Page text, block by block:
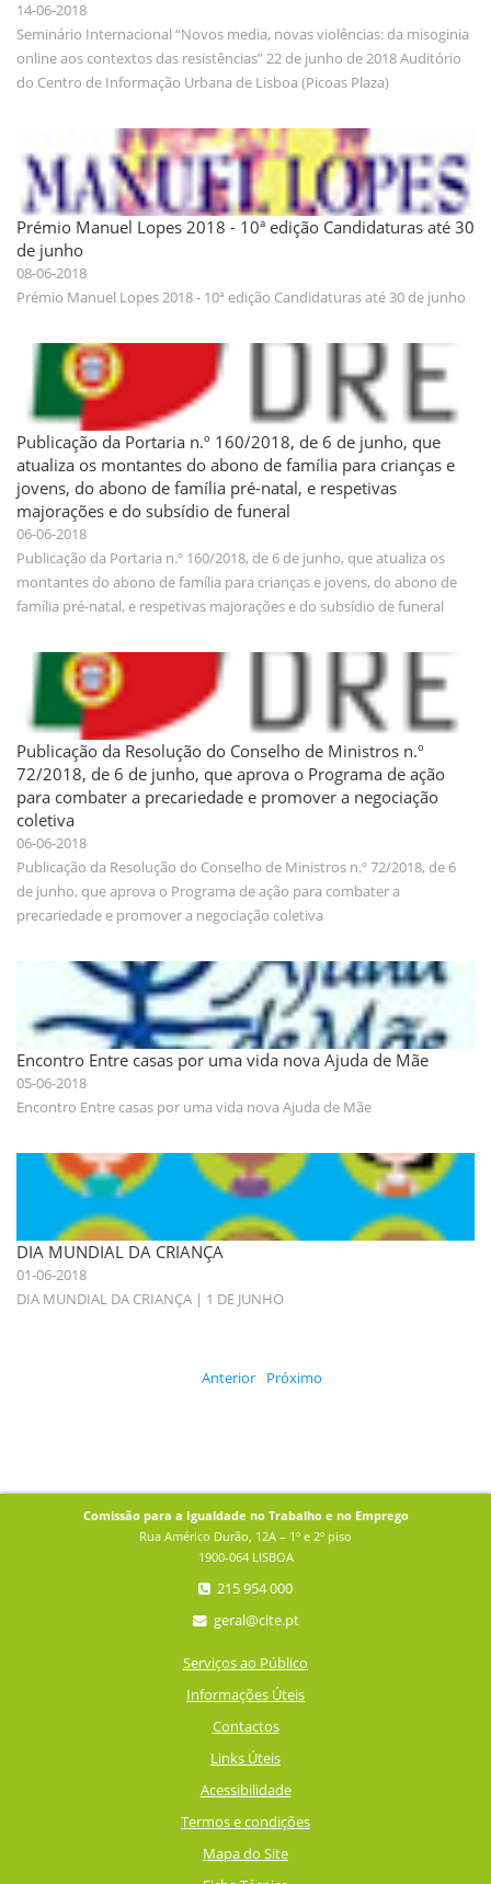
14-06-2018
Seminário Internacional “Novos media, novas violências: da misoginia
online aos contextos das resistências” 22 de junho de 2018 Auditório
do Centro de Informação Urbana de Lisboa (Picoas Plaza)
Prémio Manuel Lopes 2018 - 10ª edição Candidaturas até 30
de junho
08-06-2018
Prémio Manuel Lopes 2018 - 10ª edição Candidaturas até 30 de junho
Publicação da Portaria n.º 160/2018, de 6 de junho, que
atualiza os montantes do abono de família para crianças e
jovens, do abono de família pré-natal, e respetivas
majorações e do subsídio de funeral
06-06-2018
Publicação da Portaria n.º 160/2018, de 6 de junho, que atualiza os
montantes do abono de família para crianças e jovens, do abono de
família pré-natal, e respetivas majorações e do subsídio de funeral
Publicação da Resolução do Conselho de Ministros n.º
72/2018, de 6 de junho, que aprova o Programa de ação
para combater a precariedade e promover a negociação
coletiva
06-06-2018
Publicação da Resolução do Conselho de Ministros n.º 72/2018, de 6
de junho, que aprova o Programa de ação para combater a
precariedade e promover a negociação coletiva
Encontro Entre casas por uma vida nova Ajuda de Mãe
05-06-2018
Encontro Entre casas por uma vida nova Ajuda de Mãe
DIA MUNDIAL DA CRIANÇA
01-06-2018
DIA MUNDIAL DA CRIANÇA | 1 DE JUNHO
Anterior Próximo
Comissão para a Igualdade no Trabalho e no Emprego
Rua Américo Durão, 12A – 1º e 2º piso
1900-064 LISBOA
215 954 000
geral@cite.pt
Serviços ao Público
Informações Úteis
Contactos
Links Úteis
Acessibilidade
Termos e condições
Mapa do Site